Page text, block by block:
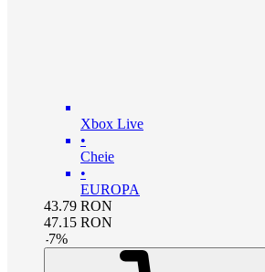
Xbox Live
•
Cheie
•
EUROPA
43.79 RON
47.15 RON
-7%